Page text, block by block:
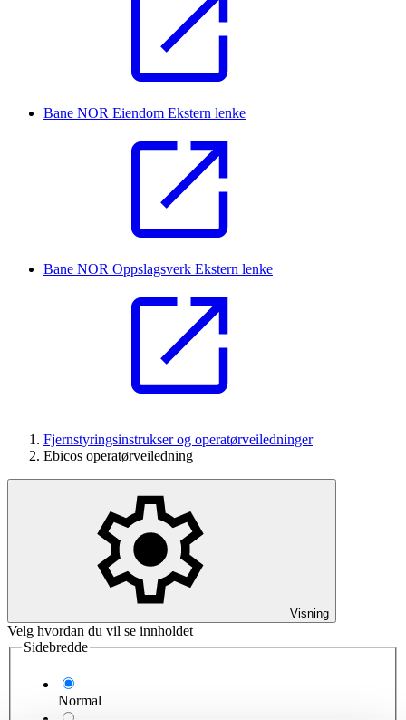
Bane NOR Eiendom Ekstern lenke
Bane NOR Oppslagsverk Ekstern lenke
Fjernstyringsinstrukser og operatørveiledninger
Ebicos operatørveiledning
Visning
Velg hvordan du vil se innholdet
Sidebredde
Normal